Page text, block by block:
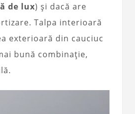
de lux) și dacă are
Talpa interioară
exterioară din cauciuc
bună combinație,